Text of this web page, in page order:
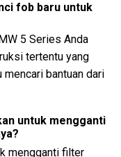
fob baru untuk
5 Series Anda
tertentu yang
bantuan dari
untuk mengganti
mengganti filter